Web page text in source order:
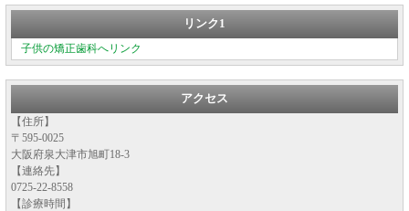
リンク1
子供の矯正歯科へリンク
アクセス
【住所】
〒595-0025
大阪府泉大津市旭町18-3
【連絡先】
0725-22-8558
【診療時間】